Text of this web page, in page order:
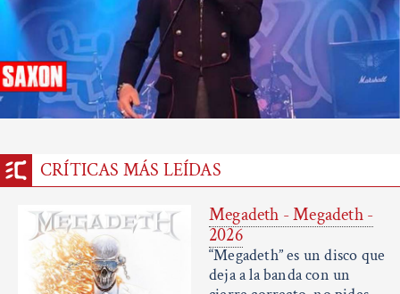
CRÍTICAS MÁS LEÍDAS
Megadeth - Megadeth -
2026
“Megadeth” es un disco que
deja a la banda con un